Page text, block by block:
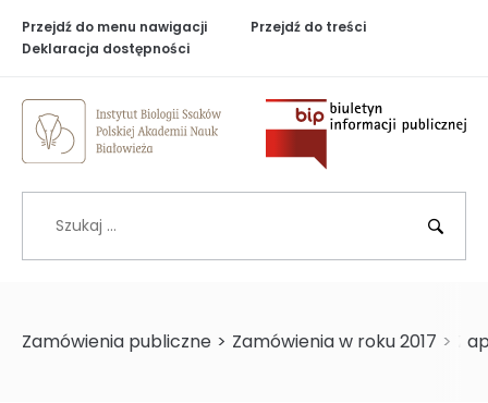
Przejdź do menu nawigacji
Przejdź do treści
Deklaracja dostępności
Biuletyn
Szukaj
>
Zamówienia publiczne > Zamówienia w roku 2017 >